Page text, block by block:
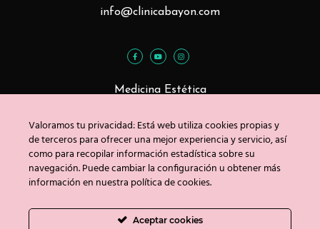
info@clinicabayon.com
Medicina Estética
Tratamientos Corporales
Blog
Valoramos tu privacidad: Está web utiliza cookies propias y
de terceros para ofrecer una mejor experiencia y servicio, así
como para recopilar información estadística sobre su
navegación. Puede cambiar la configuración u obtener más
información en nuestra política de cookies.
Aceptar cookies